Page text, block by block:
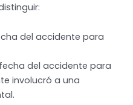
del accidente para
del accidente para
involucró a una